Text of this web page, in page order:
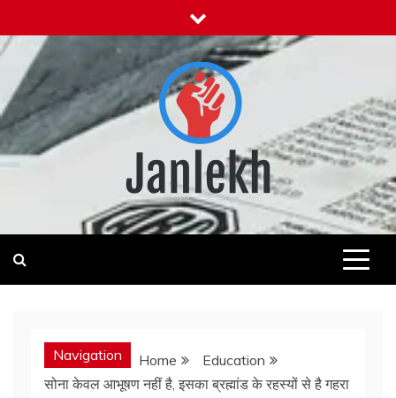
to
content
News for Public
Navigation Home
Education
सोना केवल आभूषण नहीं है, इसका ब्रह्मांड के रहस्यों से है गहरा